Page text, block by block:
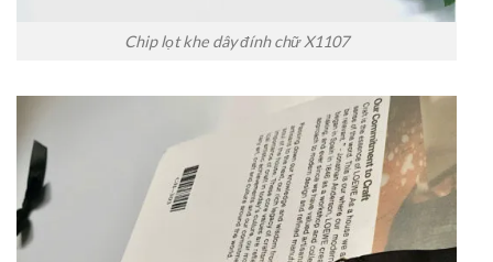
Chip lọt khe dây đính chữ X1107